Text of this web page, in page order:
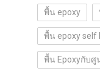
พื้น epoxy
พื้น epoxy self
พื้น Epoxyกับศู